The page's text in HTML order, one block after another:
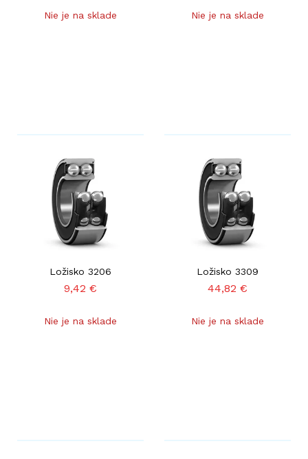
Nie je na sklade Nie je na sklade
Ložisko 3206
9,42 €
Nie je na sklade
Ložisko 3309
44,82 €
Nie je na sklade